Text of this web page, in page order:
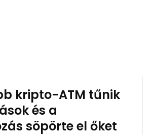
kripto-ATM tűnik
és a
söpörte el őket